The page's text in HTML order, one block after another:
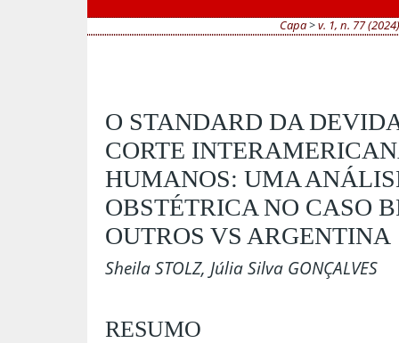
Capa>v. 1, n. 77
O STANDARD DA
CORTE
HUMANOS: UMA
OBSTÉTRICA NO CASO
OUTROS VS ARGENTINA
Sheila STOLZ, Júlia Silva GONÇALVES
RESUMO